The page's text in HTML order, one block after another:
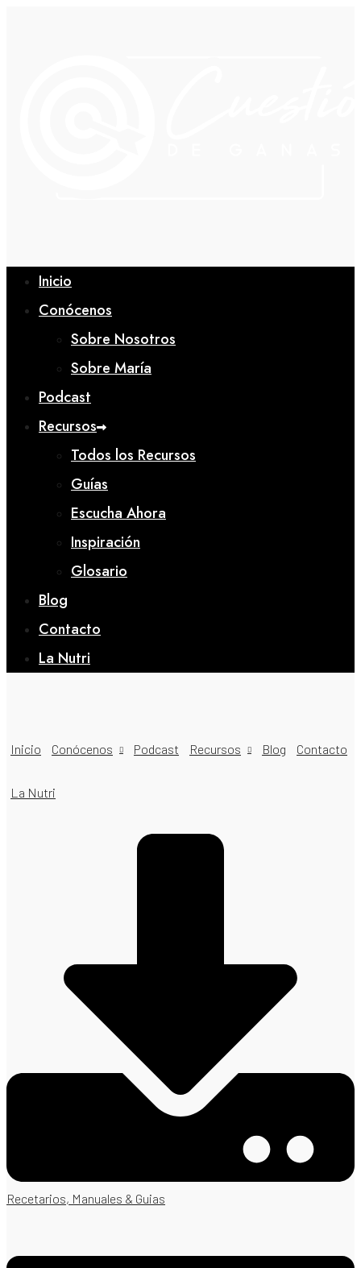
Inicio
Conócenos
Sobre Nosotros
Sobre María
Podcast
Recursos
Todos los Recursos
Guías
Escucha Ahora
Inspiración
Glosario
Blog
Contacto
La Nutri
Inicio Conócenos Podcast Recursos Blog Contacto
La Nutri
Recetarios, Manuales & Guias